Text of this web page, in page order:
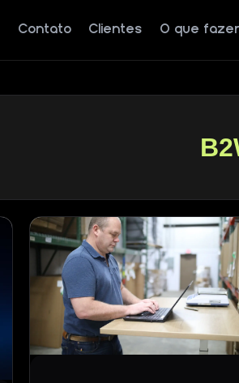
Contato Clientes O que